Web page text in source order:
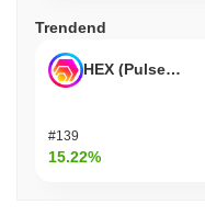
Trendend
HEX (Pulsechain)
#139
15.22%